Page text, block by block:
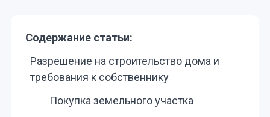
Содержание статьи:
Разрешение на строительство дома и
требования к собственнику
Покупка земельного участка